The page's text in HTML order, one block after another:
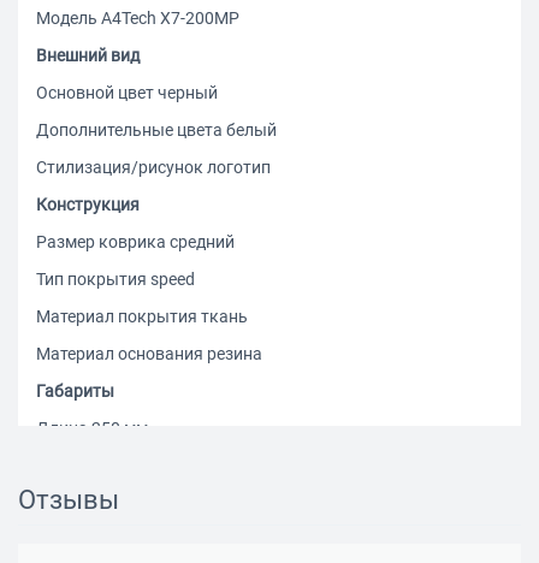
Модель A4Tech X7-200MP
Внешний вид
Основной цвет черный
Дополнительные цвета белый
Стилизация/рисунок логотип
Конструкция
Размер коврика средний
Тип покрытия speed
Материал покрытия ткань
Материал основания резина
Габариты
Длина 250 мм
Толщина 3 мм
Отзывы